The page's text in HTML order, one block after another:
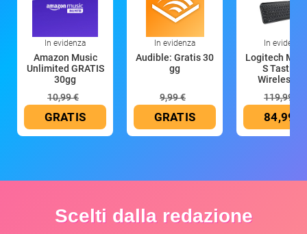
In evidenza
Amazon Music
Unlimited GRATIS
30gg
10,99 €
GRATIS
In evidenza
Audible: Gratis 30
gg
9,99 €
GRATIS
In evidenza
Logitech MX
S Tastiera
Wireless
119,99 €
84,99 €
Scelti dalla redazione